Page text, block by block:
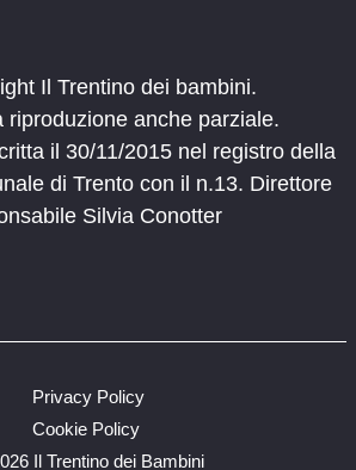
Il Trentino dei bambini.
riproduzione anche parziale.
il 30/11/2015 nel registro della
di Trento con il n.13. Direttore
Silvia Conotter
Il Trentino dei Bambini
Privacy Policy
Cookie Policy